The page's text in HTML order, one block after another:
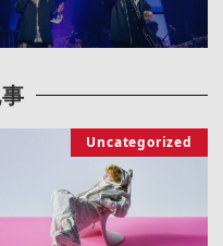
Uncategorized